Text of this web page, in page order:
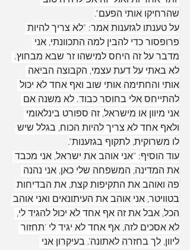
שהרחיקו אותי הפעם".
על טענתו לגזענות אמר: "לא צריך להיות
פרופסור כדי להבין למה התכוונתי, אני
מדבר על זה היחס למישהו זר שבא מבחוץ.
לא באתי על דעת עצמי, הקבוצה הביאה
אותי והחתימה אותי שוב ואף אחד לא יכול
להתייחס אלי בחוסר כבוד. לא משנה אם
אני מיוון או מישראל, זה ספורט בינלאומי
ולאף אחד לא צריך להיות הכוח, בגלל שיש
לו משרוקית, לתקוף בגזענות".
עוד הוסיף: "אני אוהב את ישראל, אני מכבד
את המדינה, המשפחה שלי כאן, אני נהנה
פה ואוהב את התקיפות קצת, את הבדיחות
בטוויטר, אני אוהב את העיתונאים ואני אוהב
הכל, אבל את זה אף אחד לא יכול להגיד לי,
לא אסכים לזה, אף אחד לא יגיד לי ‘תחזור
ליוון, לך בחזרה לאתונה’. בעיקרון אני